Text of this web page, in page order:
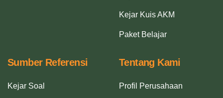
Kejar Kuis AKM
Paket Belajar
Sumber Referensi
Kejar Soal
Tentang Kami
Profil Perusahaan